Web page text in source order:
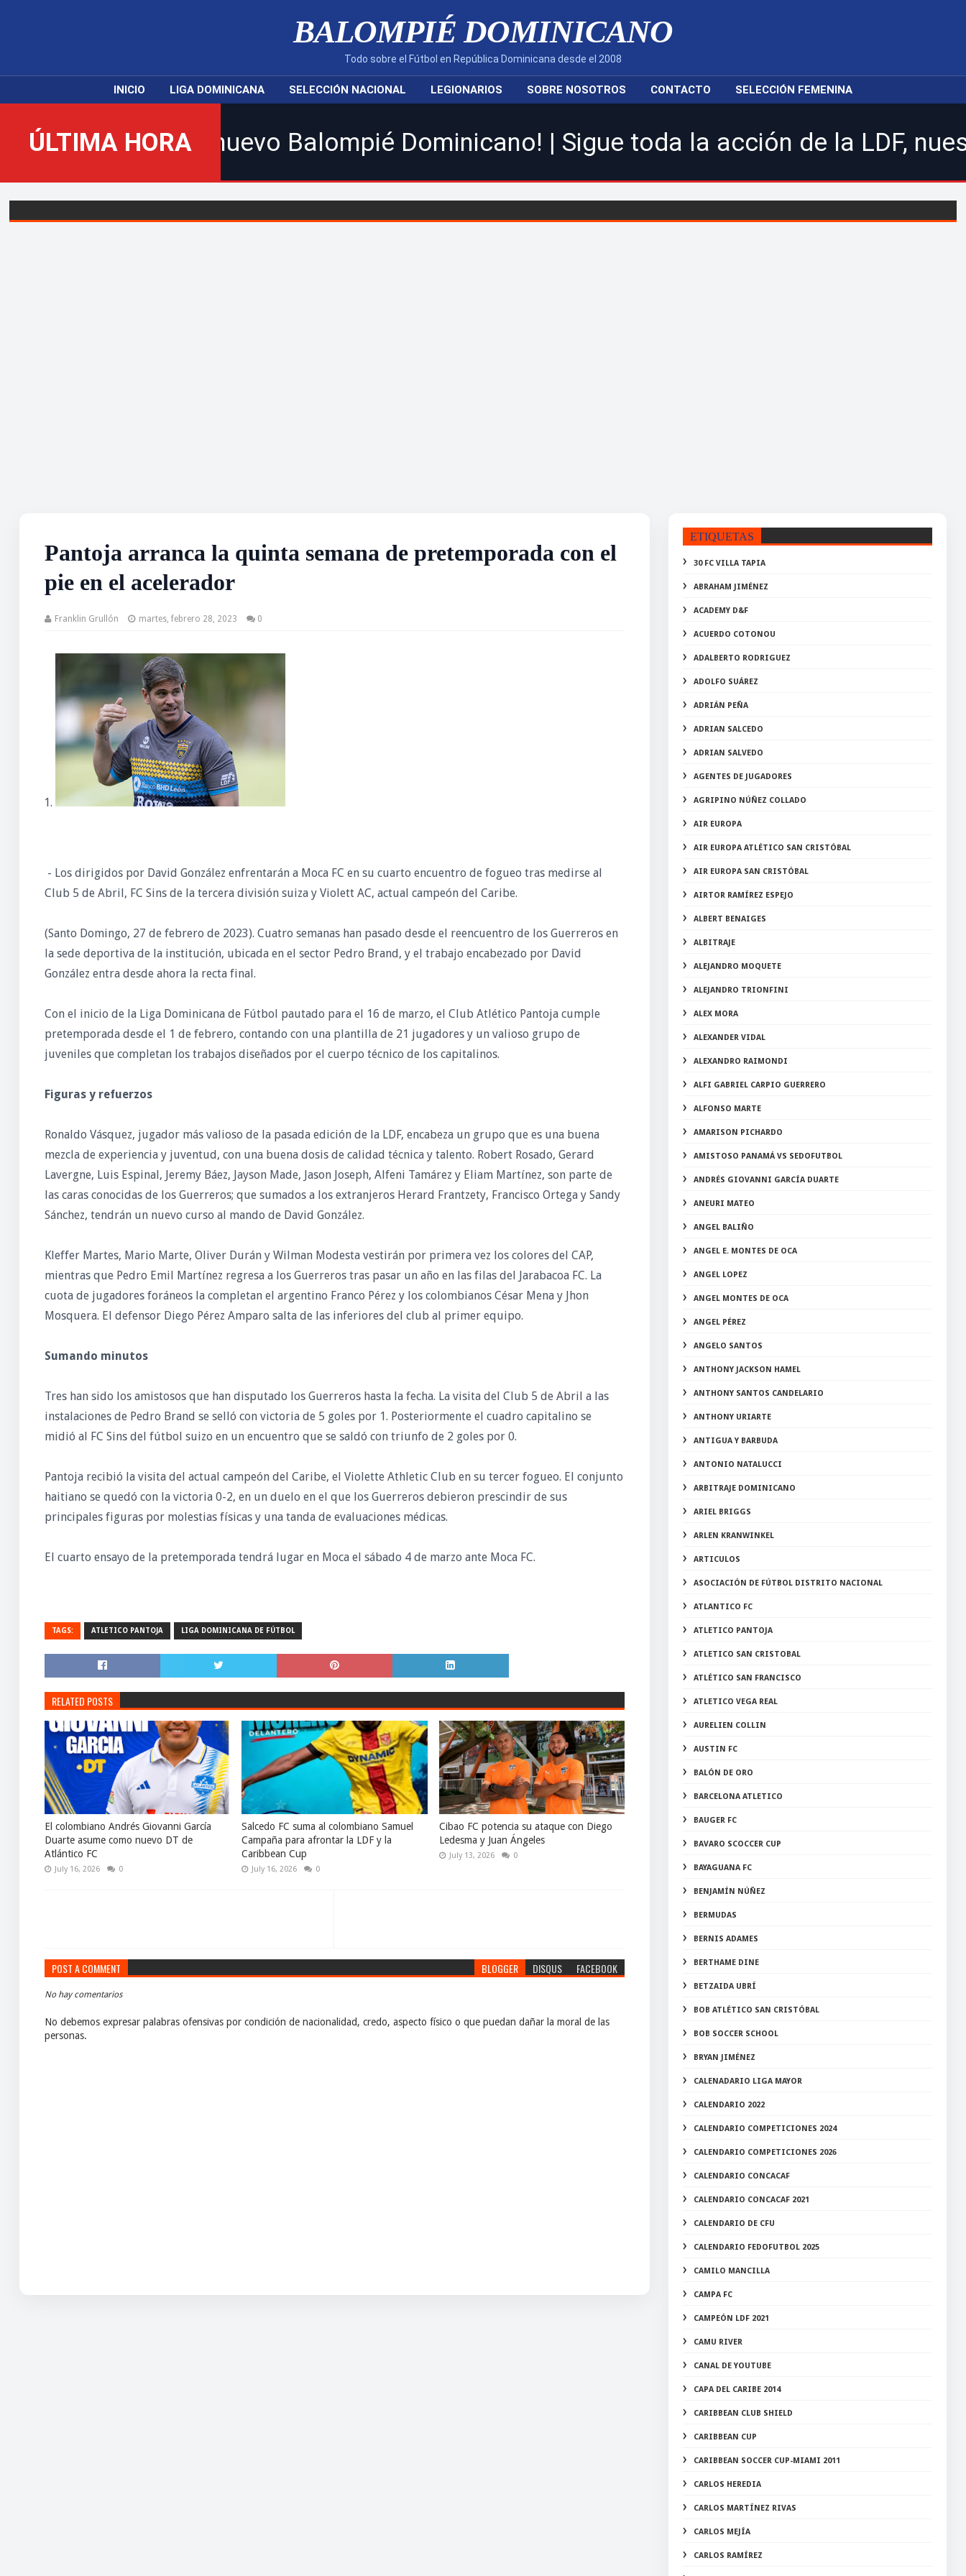
BALOMPIÉ DOMINICANO
Todo sobre el Fútbol en República Dominicana desde el 2008
INICIO LIGA DOMINICANA SELECCIÓN NACIONAL LEGIONARIOS SOBRE NOSOTROS CONTACTO SELECCIÓN FEMENINA
ÚLTIMA HORA
al nuevo Balompié Dominicano! | Sigue toda la acción de la LDF, nuestras
Pantoja arranca la quinta semana de pretemporada con el
pie en el acelerador
Franklin Grullón martes, febrero 28, 2023 0
- Los dirigidos por David González enfrentarán a Moca FC en su cuarto encuentro de fogueo tras medirse al
Club 5 de Abril, FC Sins de la tercera división suiza y Violett AC, actual campeón del Caribe.
(Santo Domingo, 27 de febrero de 2023). Cuatro semanas han pasado desde el reencuentro de los Guerreros en
la sede deportiva de la institución, ubicada en el sector Pedro Brand, y el trabajo encabezado por David
González entra desde ahora la recta final.
Con el inicio de la Liga Dominicana de Fútbol pautado para el 16 de marzo, el Club Atlético Pantoja cumple
pretemporada desde el 1 de febrero, contando con una plantilla de 21 jugadores y un valioso grupo de
juveniles que completan los trabajos diseñados por el cuerpo técnico de los capitalinos.
Figuras y refuerzos
Ronaldo Vásquez, jugador más valioso de la pasada edición de la LDF, encabeza un grupo que es una buena
mezcla de experiencia y juventud, con una buena dosis de calidad técnica y talento. Robert Rosado, Gerard
Lavergne, Luis Espinal, Jeremy Báez, Jayson Made, Jason Joseph, Alfeni Tamárez y Eliam Martínez, son parte de
las caras conocidas de los Guerreros; que sumados a los extranjeros Herard Frantzety, Francisco Ortega y Sandy
Sánchez, tendrán un nuevo curso al mando de David González.
Kleffer Martes, Mario Marte, Oliver Durán y Wilman Modesta vestirán por primera vez los colores del CAP,
mientras que Pedro Emil Martínez regresa a los Guerreros tras pasar un año en las filas del Jarabacoa FC. La
cuota de jugadores foráneos la completan el argentino Franco Pérez y los colombianos César Mena y Jhon
Mosquera. El defensor Diego Pérez Amparo salta de las inferiores del club al primer equipo.
Sumando minutos
Tres han sido los amistosos que han disputado los Guerreros hasta la fecha. La visita del Club 5 de Abril a las
instalaciones de Pedro Brand se selló con victoria de 5 goles por 1. Posteriormente el cuadro capitalino se
midió al FC Sins del fútbol suizo en un encuentro que se saldó con triunfo de 2 goles por 0.
Pantoja recibió la visita del actual campeón del Caribe, el Violette Athletic Club en su tercer fogueo. El conjunto
haitiano se quedó con la victoria 0-2, en un duelo en el que los Guerreros debieron prescindir de sus
principales figuras por molestias físicas y una tanda de evaluaciones médicas.
El cuarto ensayo de la pretemporada tendrá lugar en Moca el sábado 4 de marzo ante Moca FC.
TAGS: ATLETICO PANTOJA LIGA DOMINICANA DE FÚTBOL
RELATED POSTS
El colombiano Andrés Giovanni García
Duarte asume como nuevo DT de
Atlántico FC
July 16, 2026 0
Salcedo FC suma al colombiano Samuel
Campaña para afrontar la LDF y la
Caribbean Cup
July 16, 2026 0
Cibao FC potencia su ataque con Diego
Ledesma y Juan Ángeles
July 13, 2026 0
POST A COMMENT BLOGGER DISQUS FACEBOOK
No hay comentarios
No debemos expresar palabras ofensivas por condición de nacionalidad, credo, aspecto físico o que puedan dañar la moral de las
personas.
ETIQUETAS
30 FC VILLA TAPIA
ABRAHAM JIMÉNEZ
ACADEMY D&F
ACUERDO COTONOU
ADALBERTO RODRIGUEZ
ADOLFO SUÁREZ
ADRIÁN PEÑA
ADRIAN SALCEDO
ADRIAN SALVEDO
AGENTES DE JUGADORES
AGRIPINO NÚÑEZ COLLADO
AIR EUROPA
AIR EUROPA ATLÉTICO SAN CRISTÓBAL
AIR EUROPA SAN CRISTÓBAL
AIRTOR RAMÍREZ ESPEJO
ALBERT BENAIGES
ALBITRAJE
ALEJANDRO MOQUETE
ALEJANDRO TRIONFINI
ALEX MORA
ALEXANDER VIDAL
ALEXANDRO RAIMONDI
ALFI GABRIEL CARPIO GUERRERO
ALFONSO MARTE
AMARISON PICHARDO
AMISTOSO PANAMÁ VS SEDOFUTBOL
ANDRÉS GIOVANNI GARCÍA DUARTE
ANEURI MATEO
ANGEL BALIÑO
ANGEL E. MONTES DE OCA
ANGEL LOPEZ
ANGEL MONTES DE OCA
ANGEL PÉREZ
ANGELO SANTOS
ANTHONY JACKSON HAMEL
ANTHONY SANTOS CANDELARIO
ANTHONY URIARTE
ANTIGUA Y BARBUDA
ANTONIO NATALUCCI
ARBITRAJE DOMINICANO
ARIEL BRIGGS
ARLEN KRANWINKEL
ARTICULOS
ASOCIACIÓN DE FÚTBOL DISTRITO NACIONAL
ATLANTICO FC
ATLETICO PANTOJA
ATLETICO SAN CRISTOBAL
ATLÉTICO SAN FRANCISCO
ATLETICO VEGA REAL
AURELIEN COLLIN
AUSTIN FC
BALÓN DE ORO
BARCELONA ATLETICO
BAUGER FC
BAVARO SCOCCER CUP
BAYAGUANA FC
BENJAMÍN NÚÑEZ
BERMUDAS
BERNIS ADAMES
BERTHAME DINE
BETZAIDA UBRÍ
BOB ATLÉTICO SAN CRISTÓBAL
BOB SOCCER SCHOOL
BRYAN JIMÉNEZ
CALENADARIO LIGA MAYOR
CALENDARIO 2022
CALENDARIO COMPETICIONES 2024
CALENDARIO COMPETICIONES 2026
CALENDARIO CONCACAF
CALENDARIO CONCACAF 2021
CALENDARIO DE CFU
CALENDARIO FEDOFUTBOL 2025
CAMILO MANCILLA
CAMPA FC
CAMPEÓN LDF 2021
CAMU RIVER
CANAL DE YOUTUBE
CAPA DEL CARIBE 2014
CARIBBEAN CLUB SHIELD
CARIBBEAN CUP
CARIBBEAN SOCCER CUP-MIAMI 2011
CARLOS HEREDIA
CARLOS MARTÍNEZ RIVAS
CARLOS MEJÍA
CARLOS RAMÍREZ